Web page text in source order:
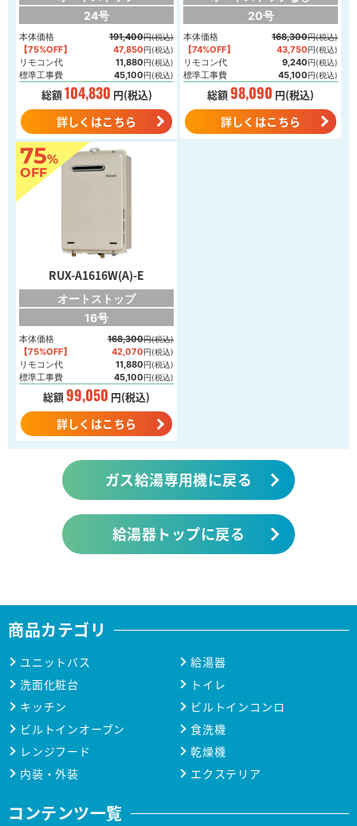
24号
本体価格 191,400円(税込)
【75%OFF】 47,850円(税込)
リモコン代 11,880円(税込)
標準工事費 45,100円(税込)
総額104,830 円(税込)
詳しくはこちら
20号
本体価格 168,300円(税込)
【74%OFF】 43,750円(税込)
リモコン代 9,240円(税込)
標準工事費 45,100円(税込)
総額98,090 円(税込)
詳しくはこちら
75%
OFF
RUX-A1616W(A)-E
オートストップ
16号
本体価格 168,300円(税込)
【75%OFF】 42,070円(税込)
リモコン代 11,880円(税込)
標準工事費 45,100円(税込)
総額99,050 円(税込)
詳しくはこちら
ガス給湯専用機に戻る
給湯器トップに戻る
商品カテゴリ
ユニットバス
給湯器
洗面化粧台
トイレ
キッチン
ビルトインコンロ
ビルトインオーブン
食洗機
レンジフード
乾燥機
内装・外装
エクステリア
コンテンツ一覧